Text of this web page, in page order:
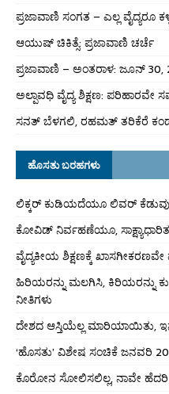
ಪ್ರಜಾವಾಣಿ ಸಂಗತ – ಎಲ್ಲ ವೈದ್ಯರೂ
ಆಯುಷ್ ಚಿಕಿತ್ಸೆ: ಪ್ರಜಾವಾಣಿ ಚರ್ಚೆ
ಪ್ರಜಾವಾಣಿ – ಅಂತರಾಳ: ಜೂನ್ 30,
ಅಲ್ಪಾವಧಿ ವೈದ್ಯ ಶಿಕ್ಷಣ: ಪರಿಹಾರವೇ
ಸನತ್ ಬೆಳಗಲಿ, ರಹಮತ್ ತರಿಕೆರೆ
ಹೊಸತು ಬರಹಗಳು
ಲಿಕ್ಕರ್ ಕುಡಿಯದೆಯೂ ಲಿವರ್
ಕೋವಿಡ್ ನಿರ್ವಹಣೆಯೂ,
ವೈದ್ಯಕೀಯ ಶಿಕ್ಷಣಕ್ಕೆ
ಹಿರಿಯರನ್ನು ಮಲಗಿಸಿ, ಕಿರಿಯರನ್ನು
ನೀತಿಗಳು
ದೇಶದ ಆಸ್ತಿಯೆಲ್ಲ ಮಾರಿಯಾಯಿತು,
‘ಹೊಸತು’ ವಿಶೇಷ ಸಂಚಿಕೆ ಜನವರಿ
ಕೊರೋನ ಸೋಲಿಸಲಿಲ್ಲ, ನಾವೇ